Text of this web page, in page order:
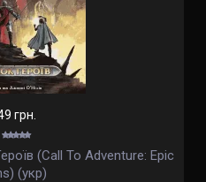
грн.
(Call To Adventure: Epic
(укр)